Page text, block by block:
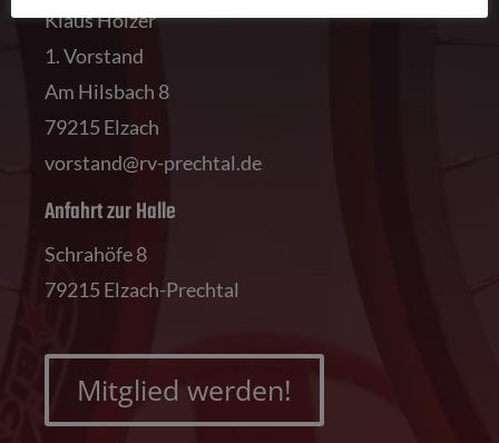
Klaus Holzer
1. Vorstand
Am Hilsbach 8
79215 Elzach
vorstand@rv-prechtal.de
Anfahrt zur Halle
Schrahöfe 8
79215 Elzach-Prechtal
Mitglied werden!